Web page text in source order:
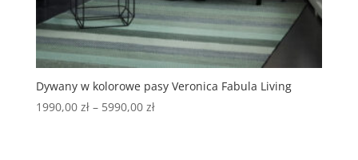
Dywany w kolorowe pasy Veronica Fabula Living
1990,00 zł– 5990,00 zł